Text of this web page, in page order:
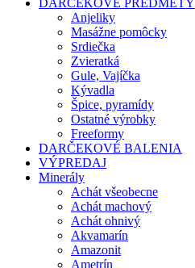
Anjeliky
Masážne pomôcky
Srdiečka
Zvieratká
Gule, Vajíčka
Kývadla
Špice, pyramídy
Ostatné výrobky
Freeformy
DARČEKOVÉ BALENIA
VÝPREDAJ
Minerály
Achát všeobecne
Achát machový
Achát ohnivý
Akvamarín
Amazonit
Ametrín